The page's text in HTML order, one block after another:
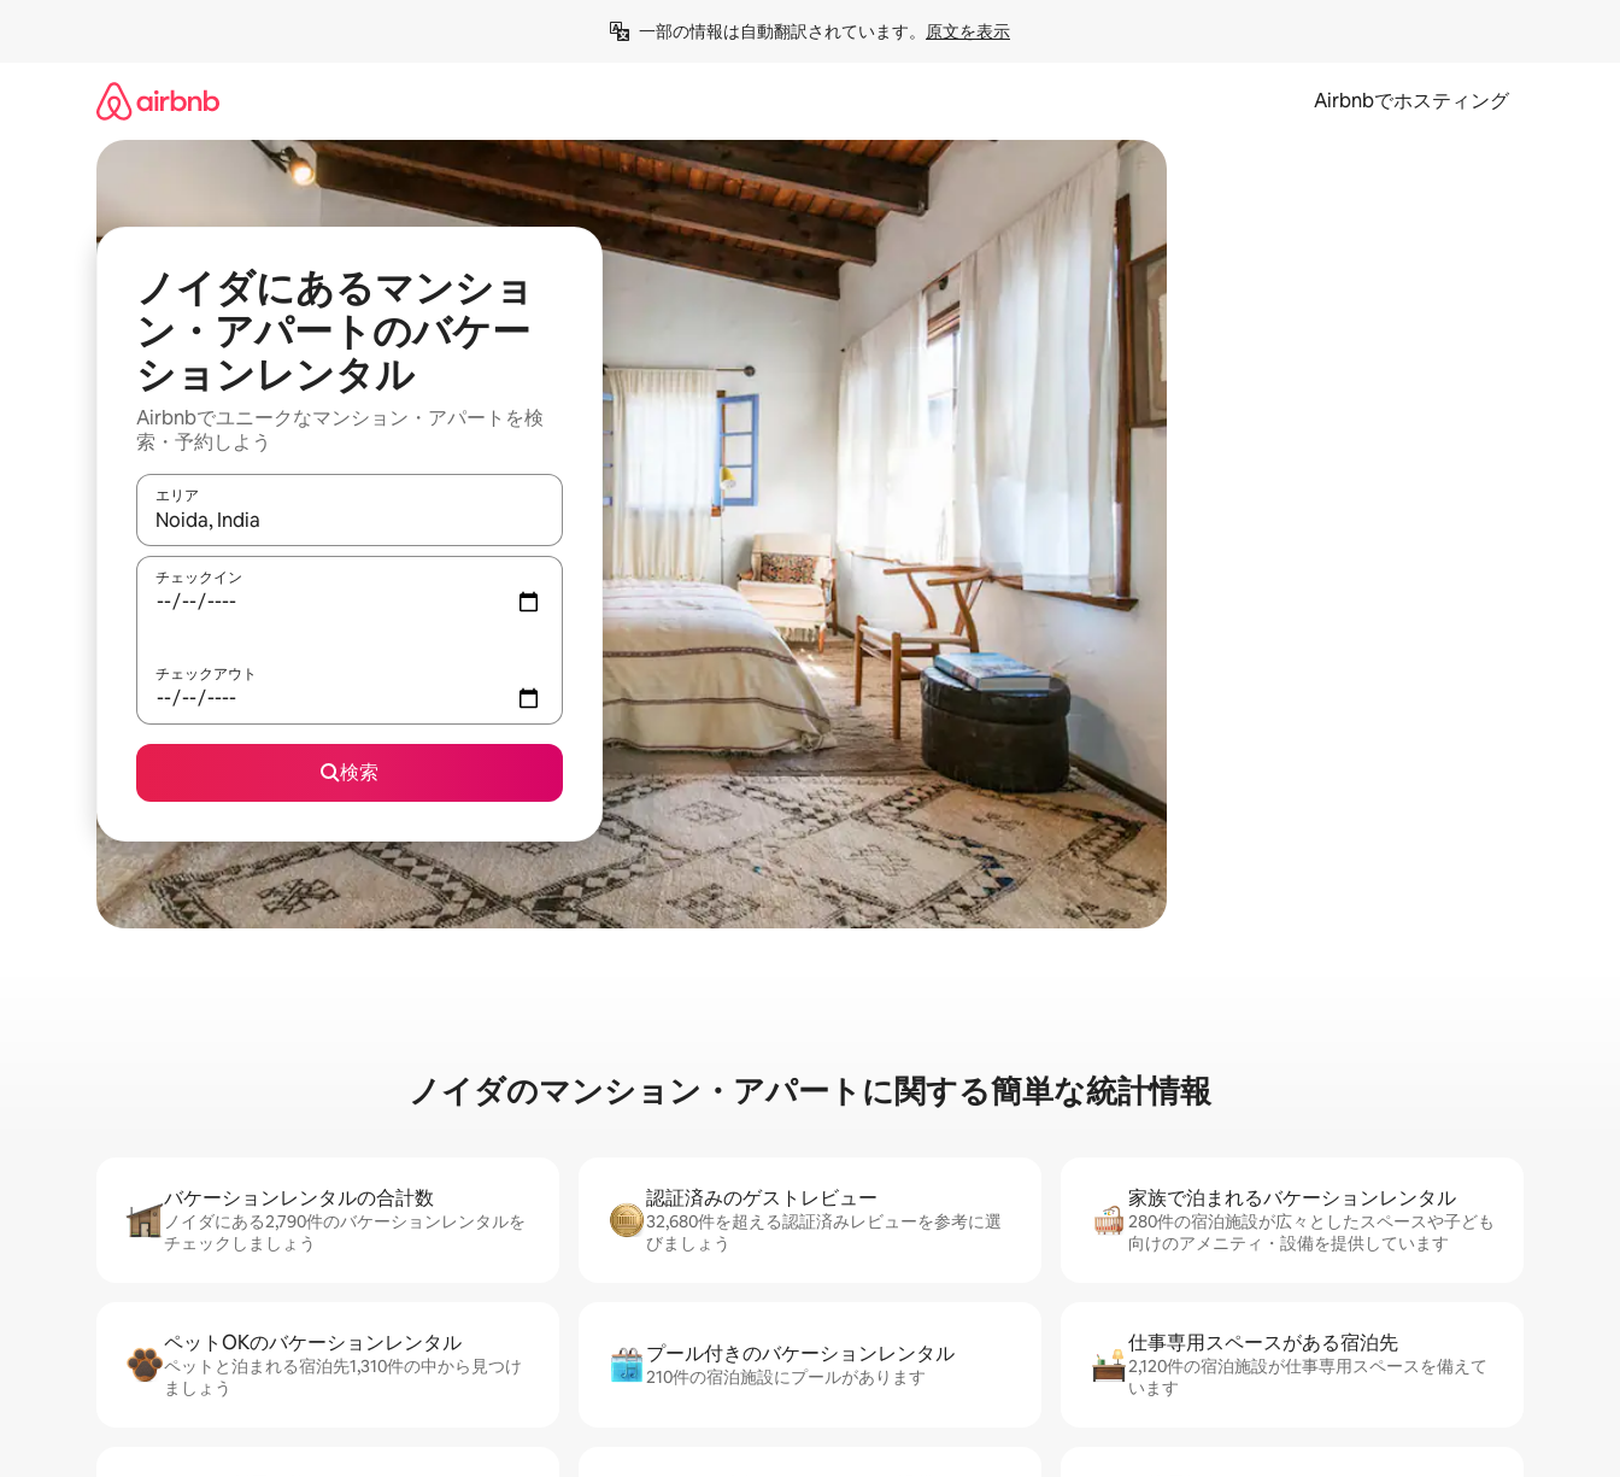
一部の情報は自動翻訳されています。 原文を表示
Airbnbでホスティング
ノイダにあるマンショ
ン・アパートのバケー
ションレンタル
Airbnbでユニークなマンション・アパートを検
索・予約しよう
エリア
検索結果が表示されたら、上下の矢印キーを使って移動するか、画面をタッチまたはスワイプして検索結果を確認することができます。
チェックイン
チェックアウト
検索
ノイダのマ⁠ン⁠シ⁠ョ⁠ン・ア⁠パ⁠ー⁠ト⁠に関⁠す⁠る簡⁠単⁠な統⁠計⁠情⁠報
バケーションレ⁠ン⁠タ⁠ル⁠の合⁠計⁠数
ノイダにある2,790件のバケーションレンタルを
チェックしましょう
認証済みのゲ⁠ス⁠ト⁠レ⁠ビ⁠ュ⁠ー
32,680件を超える認証済みレビューを参考に選
びましょう
家族で泊まれるバ⁠ケ⁠ー⁠シ⁠ョ⁠ンレ⁠ン⁠タ⁠ル
280件の宿泊施設が広々としたスペースや子ども
向けのアメニティ・設備を提供しています
ペットOKのバ⁠ケ⁠ー⁠シ⁠ョ⁠ンレ⁠ン⁠タ⁠ル
ペットと泊まれる宿泊先1,310件の中から見つけ
ましょう
プール付きのバ⁠ケ⁠ー⁠シ⁠ョ⁠ンレ⁠ン⁠タ⁠ル
210件の宿泊施設にプールがあります
仕事専用ス⁠ペ⁠ー⁠スがあ⁠る宿⁠泊⁠先
2,120件の宿泊施設が仕事専用スペースを備えて
います